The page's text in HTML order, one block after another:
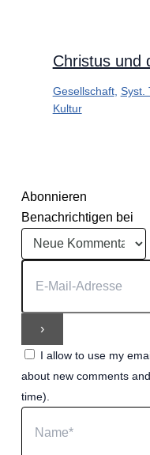
Christus und
Gesellschaft, Syst.
Kultur
Abonnieren
Benachrichtigen bei
I allow to use my
about new comments
time).